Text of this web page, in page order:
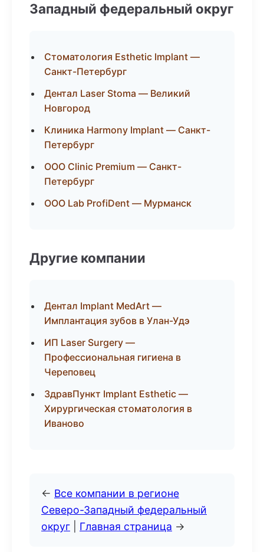
Западный федеральный округ
Стоматология Esthetic Implant —
Санкт-Петербург
Дентал Laser Stoma — Великий
Новгород
Клиника Harmony Implant — Санкт-
Петербург
ООО Clinic Premium — Санкт-
Петербург
ООО Lab ProfiDent — Мурманск
Другие компании
Дентал Implant MedArt —
Имплантация зубов в Улан-Удэ
ИП Laser Surgery —
Профессиональная гигиена в
Череповец
ЗдравПункт Implant Esthetic —
Хирургическая стоматология в
Иваново
← Все компании в регионе
Северо-Западный федеральный
округ
Главная страница →